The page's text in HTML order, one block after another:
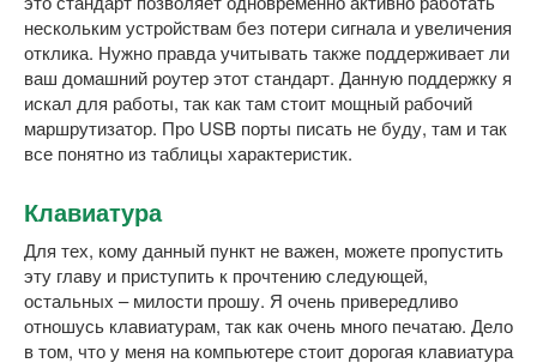
нескольким устройствам без потери сигнала и увеличения
отклика. Нужно правда учитывать также поддерживает ли
ваш домашний роутер этот стандарт. Данную поддержку я
искал для работы, так как там стоит мощный рабочий
маршрутизатор. Про USB порты писать не буду, там и так
все понятно из таблицы характеристик.
Клавиатура
Для тех, кому данный пункт не важен, можете пропустить
эту главу и приступить к прочтению следующей,
остальных – милости прошу. Я очень привередливо
отношусь клавиатурам, так как очень много печатаю. Дело
в том, что у меня на компьютере стоит дорогая клавиатура